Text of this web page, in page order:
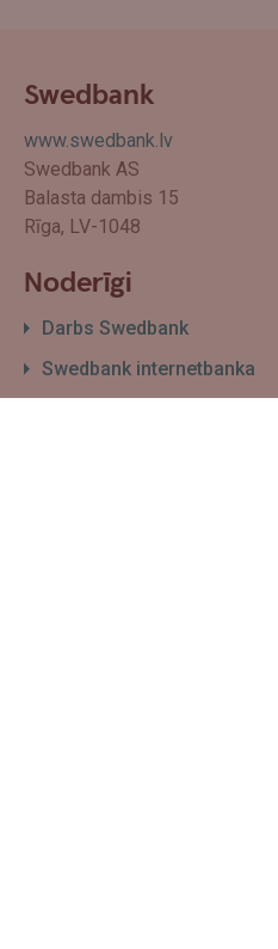
Swedbank
www.swedbank.lv
Swedbank AS
Balasta dambis 15
Rīga, LV-1048
Noderīgi
Darbs Swedbank
Swedbank internetbanka